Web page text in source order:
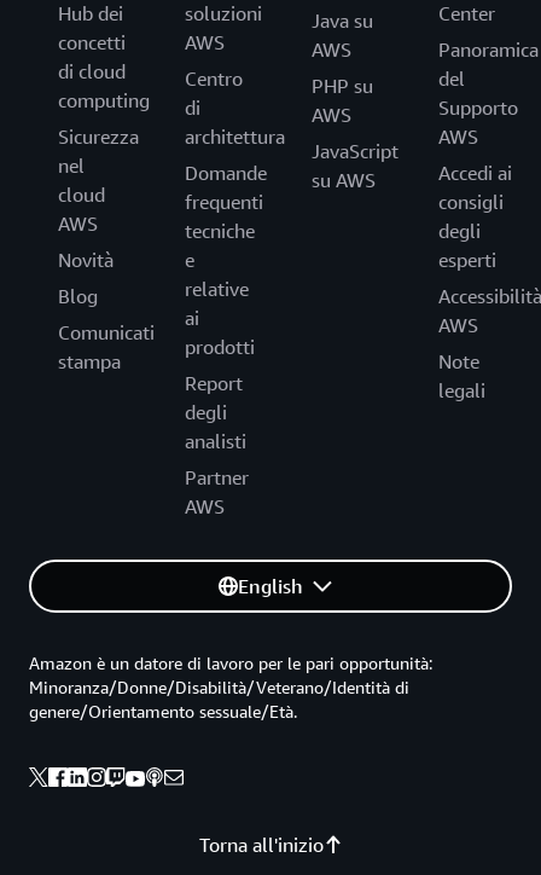
Hub dei
concetti
di cloud
computing
Sicurezza
nel
cloud
AWS
Novità
Blog
Comunicati
stampa
soluzioni
AWS
Centro
di
architettura
Domande
frequenti
tecniche
e
relative
ai
prodotti
Report
degli
analisti
Partner
AWS
Java su
AWS
PHP su
AWS
JavaScript
su AWS
Center
Panoramica
del
Supporto
AWS
Accedi ai
consigli
degli
esperti
Accessibilità
AWS
Note
legali
English
Torna all'inizio
Amazon è un datore di lavoro per le pari opportunità:
Minoranza/Donne/Disabilità/Veterano/Identità di
genere/Orientamento sessuale/Età.